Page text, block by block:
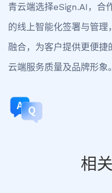
青云端选择eSign.AI，合
的线上智能化签署与管
融合，为客户提供更便
云端服务质量及品牌形象。
相